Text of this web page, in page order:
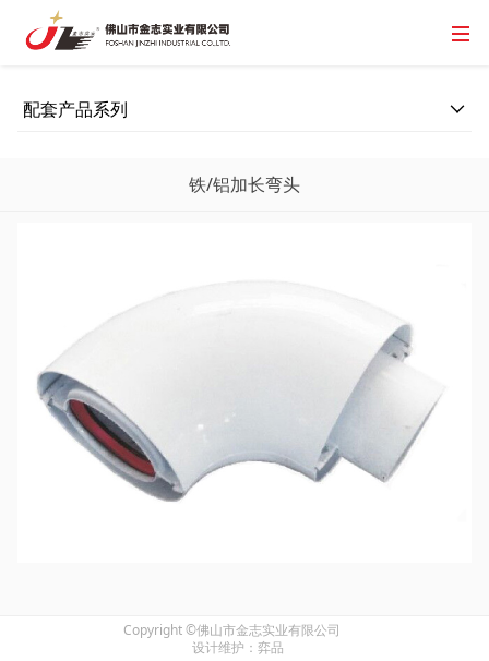
配套产品系列
铁/铝加长弯头
Copyright ©佛山市金志实业有限公司
设计维护：弈品